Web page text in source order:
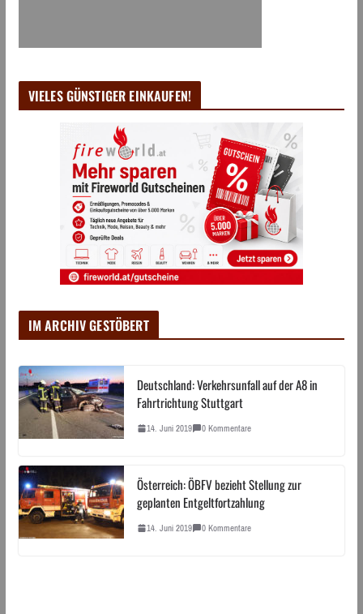
VIELES GÜNSTIGER EINKAUFEN!
IM ARCHIV GESTÖBERT
Deutschland: Verkehrsunfall auf der A8 in
Fahrtrichtung Stuttgart
14. Juni 2019 0 Kommentare
Österreich: ÖBFV bezieht Stellung zur
geplanten Entgeltfortzahlung
14. Juni 2019 0 Kommentare